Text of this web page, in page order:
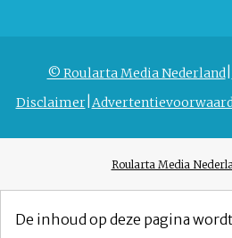
© Roularta Media Nederland
Disclaimer
Roularta Media
De inhoud op deze pagina